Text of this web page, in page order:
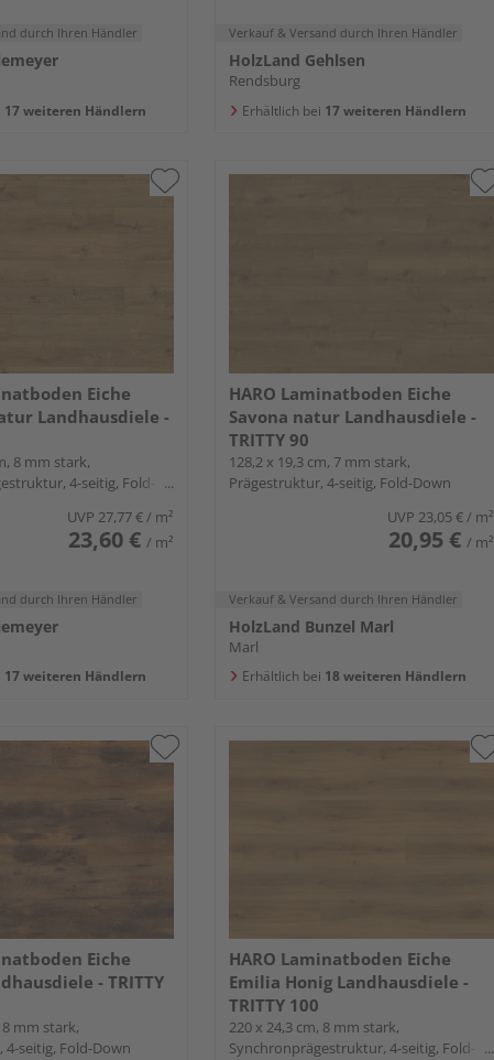
durch Ihren Händler
17 weiteren Händlern
Verkauf & Versand durch Ihren Händler
HolzLand Gehlsen
Rendsburg
Erhältlich bei 17 weiteren Händlern
Eiche
Landhausdiele -
8 mm stark,
4-seitig, Fold-
UVP 27,77 €/ m²
23,60 € / m²
durch Ihren Händler
17 weiteren Händlern
HARO Laminatboden Eiche
Savona natur Landhausdiele -
TRITTY 90
128,2 x 19,3 cm, 7 mm stark,
Prägestruktur, 4-seitig, Fold-Down
UVP 23,05 €/ m²
20,95 € / m²
Verkauf & Versand durch Ihren Händler
HolzLand Bunzel Marl
Marl
Erhältlich bei 18 weiteren Händlern
Eiche
- TRITTY
8 mm stark,
seitig, Fold-Down
HARO Laminatboden Eiche
Emilia Honig Landhausdiele -
TRITTY 100
220 x 24,3 cm, 8 mm stark,
Synchronprägestruktur, 4-seitig, Fold-